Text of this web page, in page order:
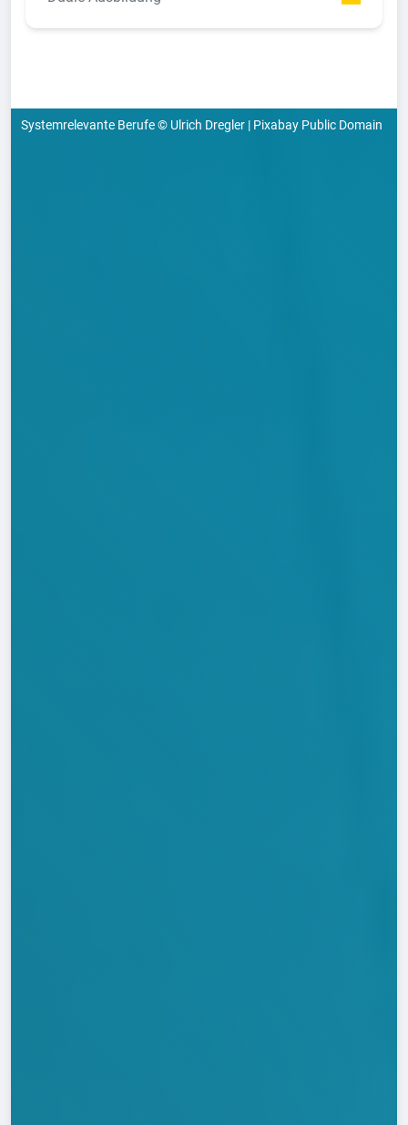
Systemrelevante Berufe © Ulrich Dregler | Pixabay Public Domain